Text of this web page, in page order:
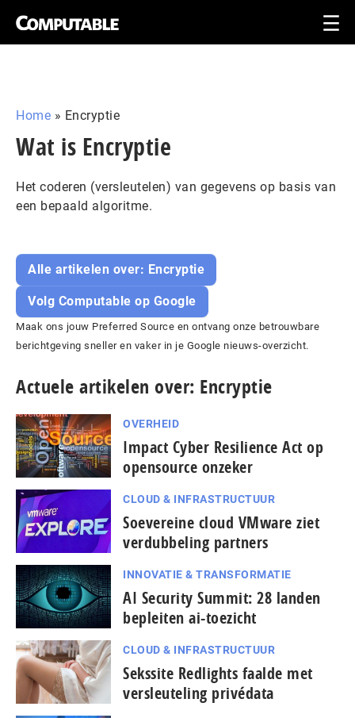
Home » Encryptie
Wat is Encryptie
Het coderen (versleutelen) van gegevens op basis van
een bepaald algoritme.
Alle artikelen over: Encryptie
Volg Computable op Google
Maak ons jouw Preferred Source en ontvang onze betrouwbare
berichtgeving sneller en vaker in je Google nieuws-overzicht.
Actuele artikelen over: Encryptie
OVERHEID
Impact Cyber Resilience Act op
opensource onzeker
CLOUD & INFRASTRUCTUUR
Soevereine cloud VMware ziet
verdubbeling partners
INNOVATIE & TRANSFORMATIE
AI Security Summit: 28 landen
bepleiten ai-toezicht
CLOUD & INFRASTRUCTUUR
Sekssite Redlights faalde met
versleuteling privédata